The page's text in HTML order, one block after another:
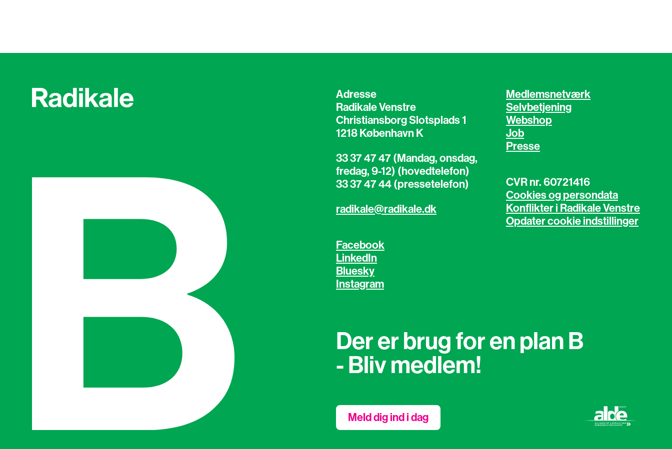
Adresse
Radikale Venstre
Christiansborg Slotsplads 1
1218 København K
33 37 47 47 (Mandag, onsdag,
fredag, 9-12) (hovedtelefon)
33 37 47 44 (pressetelefon)
radikale@radikale.dk
Facebook
LinkedIn
Bluesky
Instagram
Medlemsnetværk
Selvbetjening
Webshop
Job
Presse
CVR nr. 60721416
Cookies og persondata
Konflikter i Radikale Venstre
Opdater cookie indstillinger
Der er brug for en plan B
- Bliv medlem!
Meld dig ind i dag